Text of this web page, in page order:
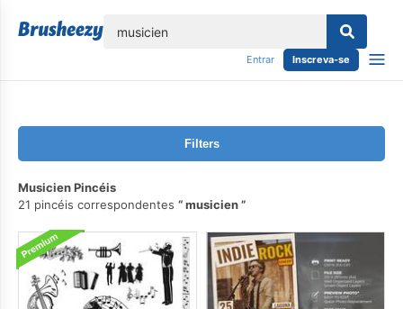
Entrar Inscreva-se
Filters
Musicien Pincéis
21 pincéis correspondentes
musicien